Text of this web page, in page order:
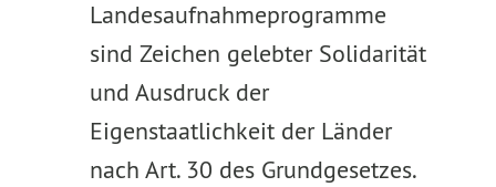
Landesaufnahmeprogramme
sind Zeichen gelebter Solidarität
und Ausdruck der
Eigenstaatlichkeit der Länder
nach Art. 30 des Grundgesetzes.